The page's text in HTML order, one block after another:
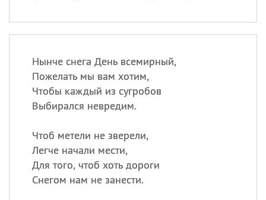
Нынче снега День всемирный,
Пожелать мы вам хотим,
Чтобы каждый из сугробов
Выбирался невредим.
Чтоб метели не зверели,
Легче начали мести,
Для того, чтоб хоть дороги
Снегом нам не занести.